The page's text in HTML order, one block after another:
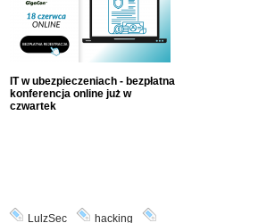
IT w ubezpieczeniach - bezpłatna
konferencja online już w
czwartek
LulzSec
hacking